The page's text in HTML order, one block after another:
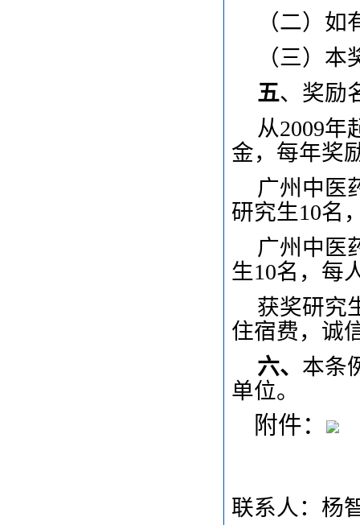
（二）
（三）
五、奖励
从2009年
金，每年奖
广州中医
研究生10名
广州中医
生10名，每
获奖研究
住宿费，诚
六、 本条
单位。
附件：
联系人：杨